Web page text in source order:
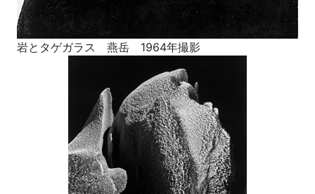
岩とタゲガラス 燕岳 1964年撮影